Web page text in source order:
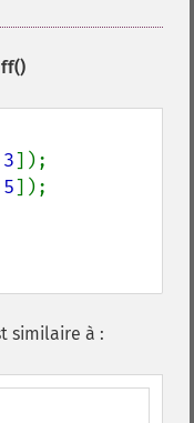
3
5]);
similaire à :